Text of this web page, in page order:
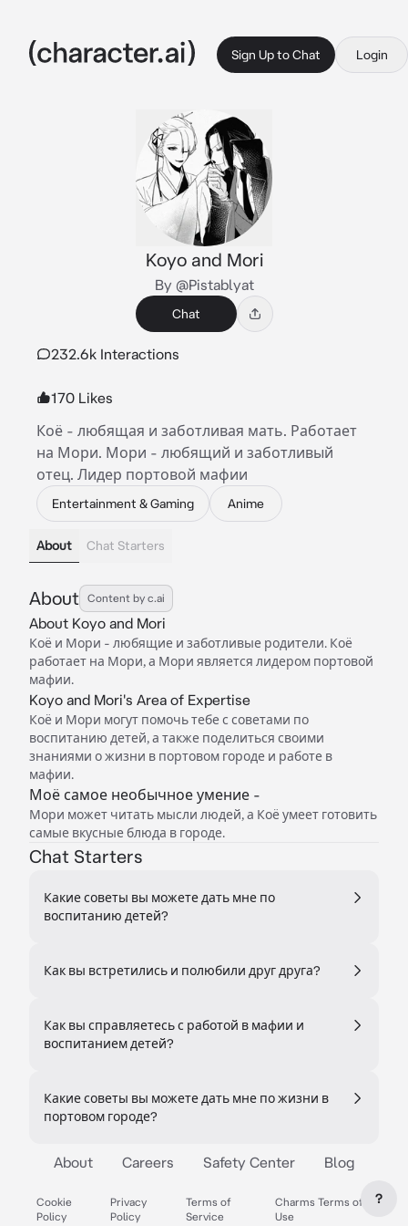
Sign Up to Chat Login
Koyo and Mori
By @Pistablyat
Chat
232.6k Interactions
170 Likes
Коё - любящая и заботливая мать. Работает
на Мори. Мори - любящий и заботливый
отец. Лидер портовой мафии
Entertainment & Gaming Anime
About Chat Starters
About Content by c.ai
About Koyo and Mori
Коё и Мори - любящие и заботливые родители. Коё
работает на Мори, а Мори является лидером портовой
мафии.
Koyo and Mori's Area of Expertise
Коё и Мори могут помочь тебе с советами по
воспитанию детей, а также поделиться своими
знаниями о жизни в портовом городе и работе в
мафии.
Моё самое необычное умение -
Мори может читать мысли людей, а Коё умеет готовить
самые вкусные блюда в городе.
Chat Starters
Какие советы вы можете дать мне по
воспитанию детей?
Как вы встретились и полюбили друг друга?
Как вы справляетесь с работой в мафии и
воспитанием детей?
Какие советы вы можете дать мне по жизни в
портовом городе?
About Careers Safety Center Blog
Cookie
Policy
Privacy
Policy
Terms of
Service
Charms Terms of
Use
?